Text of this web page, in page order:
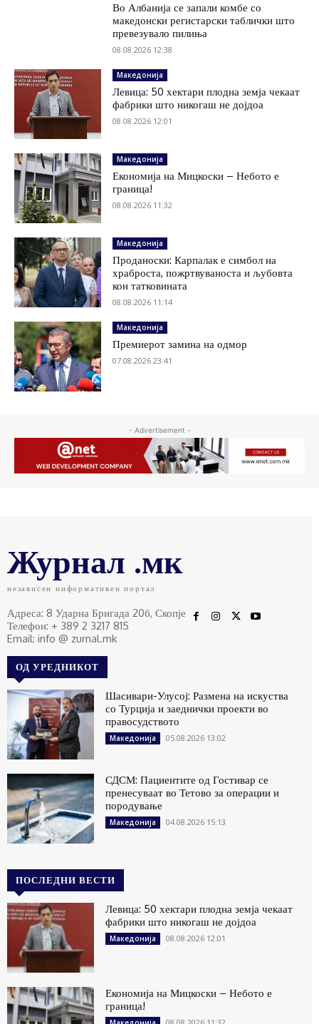
Во Албанија се запали комбе со
македонски регистарски таблички што
превезувало пилиња
08.08.2026 12:38
Македонија
Левица: 50 хектари плодна земја чекаат
фабрики што никогаш не дојдоа
08.08.2026 12:01
Македонија
Економија на Мицкоски – Небото е
граница!
08.08.2026 11:32
Македонија
Проданоски: Карпалак е симбол на
храброста, пожртвуваноста и љубовта
кон татковината
08.08.2026 11:14
Македонија
Премиерот замина на одмор
07.08.2026 23:41
- Advertisement -
Журнал .мк
независен информативен портал
Адреса: 8 Ударна Бригада 20б, Скопје
Телефон: + 389 2 3217 815
Email: info @ zurnal.mk
ОД УРЕДНИКОТ
Шасивари-Улусој: Размена на искуства
со Турција и заеднички проекти во
правосудството
Македонија 05.08.2026 13:02
СДСМ: Пациентите од Гостивар се
пренесуваат во Тетово за операции и
породување
Македонија 04.08.2026 15:13
ПОСЛЕДНИ ВЕСТИ
Левица: 50 хектари плодна земја чекаат
фабрики што никогаш не дојдоа
Македонија 08.08.2026 12:01
Економија на Мицкоски – Небото е
граница!